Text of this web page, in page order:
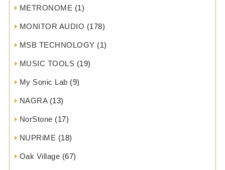
METRONOME (1)
MONITOR AUDIO (178)
MSB TECHNOLOGY (1)
MUSIC TOOLS (19)
My Sonic Lab (9)
NAGRA(13)
NorStone (17)
NUPRiME (18)
Oak Village (67)